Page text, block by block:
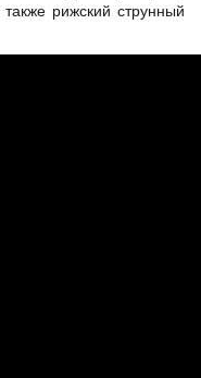
рижский струнный